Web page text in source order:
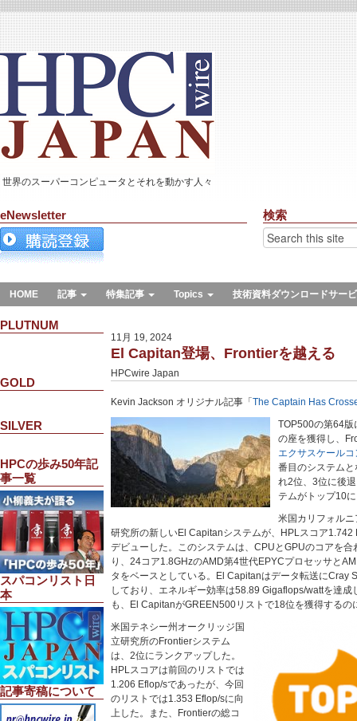
世界のスーパーコンピュータとそれを動かす人々
eNewsletter 検索
HOME 記事 特集記事 Topics 技術資料ダウンロードサー
PLUTNUM
GOLD
SILVER
HPCの歩み50年記
事一覧
スパコンリスト日
本
記事寄稿について
11月 19, 2024
El Capitan登場、Frontierを越える
HPCwire Japan
Kevin Jackson オリジナル記事「 The Captain Has
TOP500の第64
の座を獲得し、
エクサスケール
番目のシステム
れ2位、3位に後
テムがトップ10
米国カリフォル
研究所の新しいEl Capitanシステムが、HPLスコア1.742
デビューした。このシステムは、CPUとGPUのコアを
り、24コア1.8GHzのAMD第4世代EPYCプロセッサと
タをベースとしている。El Capitanはデータ転送にCray
しており、エネルギー効率は58.89 Gigaflops/wattを達成
も、El CapitanがGREEN500リストで18位を獲得するの
米国テネシー州オークリッジ国
立研究所のFrontierシステム
は、2位にランクアップした。
HPLスコアは前回のリストでは
1.206 Eflop/sであったが、今回
のリストでは1.353 Eflop/sに向
上した。また、Frontierの総コ